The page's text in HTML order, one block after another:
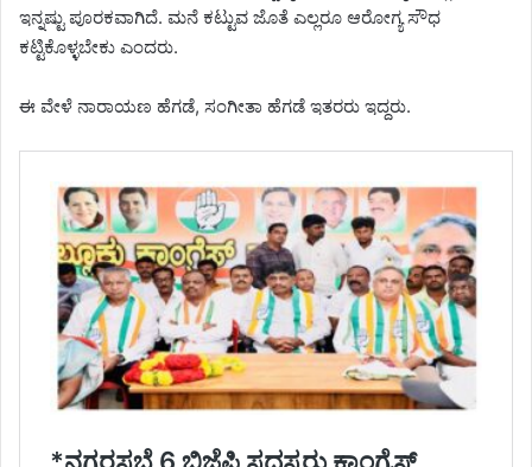
ಇನ್ನಷ್ಟು ಪೂರಕವಾಗಿದೆ. ಮನೆ ಕಟ್ಟುವ ಜೊತೆ ಎಲ್ಲರೂ ಆರೋಗ್ಯ ಸೌಧ
ಕಟ್ಟಿಕೊಳ್ಳಬೇಕು ಎಂದರು.
ಈ ವೇಳೆ ನಾರಾಯಣ ಹೆಗಡೆ, ಸಂಗೀತಾ ಹೆಗಡೆ ಇತರರು ಇದ್ದರು.